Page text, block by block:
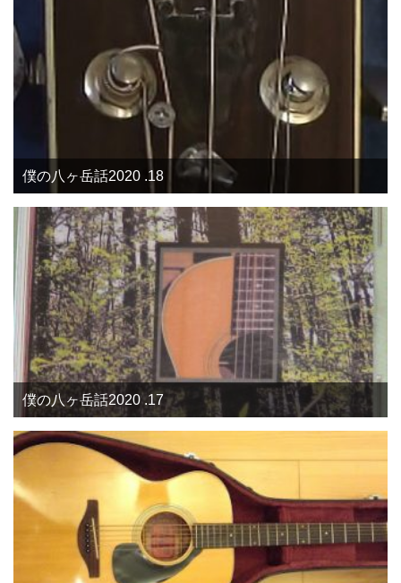
僕の八ヶ岳話2020 .18
僕の八ヶ岳話2020 .17